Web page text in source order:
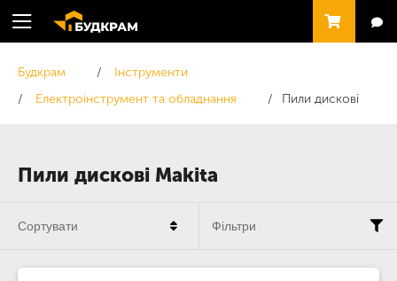
Пили дискові Makita
Будкрам
Інструменти
Електроінструмент та обладнання
Пили дискові
Сортувати Фільтри